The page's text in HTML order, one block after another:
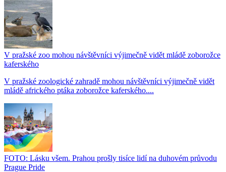
V pražské zoo mohou návštěvníci výjimečně vidět mládě zoborožce
kaferského
V pražské zoologické zahradě mohou návštěvníci výjimečně vidět
mládě afrického ptáka zoborožce kaferského....
FOTO: Lásku všem. Prahou prošly tisíce lidí na duhovém průvodu
Prague Pride